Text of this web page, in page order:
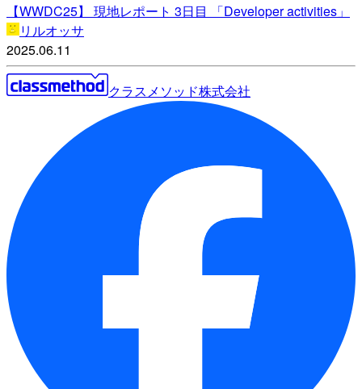
【WWDC25】 現地レポート 3日目 「Developer activities」
リルオッサ
2025.06.11
クラスメソッド株式会社